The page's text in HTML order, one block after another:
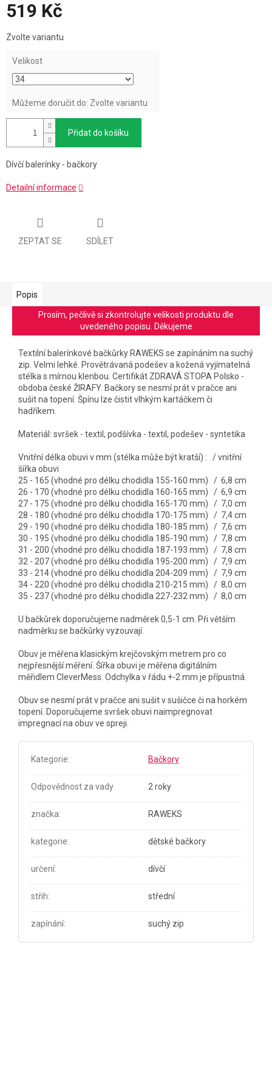
519 Kč
cena:
Zvolte variantu
Velikost
Můžeme doručit do: Zvolte variantu
Přidat do košíku
Dívčí balerínky - bačkory
Detailní informace
ZEPTAT SE SDÍLET
Popis
Prosím, pečlivě si zkontrolujte velikosti produktu dle
uvedeného popisu. Děkujeme
Textilní balerínkové bačkůrky RAWEKS se zapínáním na suchý
zip. Velmi lehké. Provětrávaná podešev a kožená vyjímatelná
stélka s mírnou klenbou. Certifikát ZDRAVÁ STOPA Polsko -
obdoba české ŽIRAFY. Bačkory se nesmí prát v pračce ani
sušit na topení. Špínu lze čistit vlhkým kartáčkem či
hadříkem.
Materiál: svršek - textil, podšívka - textil, podešev - syntetika
Vnitřní délka obuvi v mm (stélka může být kratší) : / vnitřní
šířka obuvi
25 - 165 (vhodné pro délku chodidla 155-160 mm) / 6,8 cm
26 - 170 (vhodné pro délku chodidla 160-165 mm) / 6,9 cm
27 - 175 (vhodné pro délku chodidla 165-170 mm) / 7,0 cm
28 - 180 (vhodné pro délku chodidla 170-175 mm) / 7,4 cm
29 - 190 (vhodné pro délku chodidla 180-185 mm) / 7,6 cm
30 - 195 (vhodné pro délku chodidla 185-190 mm) / 7,8 cm
31 - 200 (vhodné pro délku chodidla 187-193 mm) / 7,8 cm
32 - 207 (vhodné pro délku chodidla 195-200 mm) / 7,9 cm
33 - 214 (vhodné pro délku chodidla 204-209 mm) / 7,9 cm
34 - 220 (vhodné pro délku chodidla 210-215 mm) / 8,0 cm
35 - 237 (vhodné pro délku chodidla 227-232 mm) / 8,0 cm
U bačkůrek doporučujeme nadměrek 0,5-1 cm. Při větším
nadměrku se bačkůrky vyzouvají.
Obuv je měřena klasickým krejčovským metrem pro co
nejpřesnější měření. Šířka obuvi je měřena digitálním
měřidlem CleverMess. Odchylka v řádu +-2 mm je přípustná.
Obuv se nesmí prát v pračce ani sušit v sušičce či na horkém
topení. Doporučujeme svršek obuvi naimpregnovat
impregnací na obuv ve spreji.
Kategorie: Bačkory
Odpovědnost za vady 2 roky
značka: RAWEKS
kategorie: dětské bačkory
určení: dívčí
střih: střední
zapínání: suchý zip